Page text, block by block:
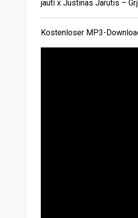
jautì x Justinas Jarutis –
Kostenloser MP3-